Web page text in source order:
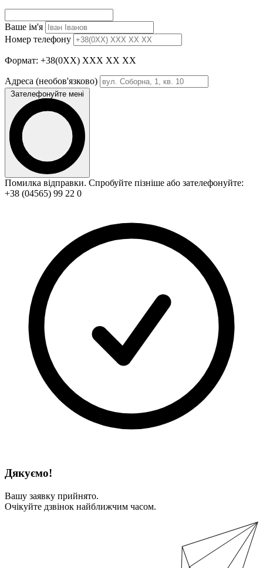
Ваше ім'я
Номер телефону
Формат: +38(0XX) XXX XX XX
Адреса (необов'язково)
Зателефонуйте мені
Помилка відправки. Спробуйте пізніше або зателефонуйте:
+38 (04565) 99 22 0
Дякуємо!
Вашу заявку прийнято.
Очікуйте дзвінок найближчим часом.